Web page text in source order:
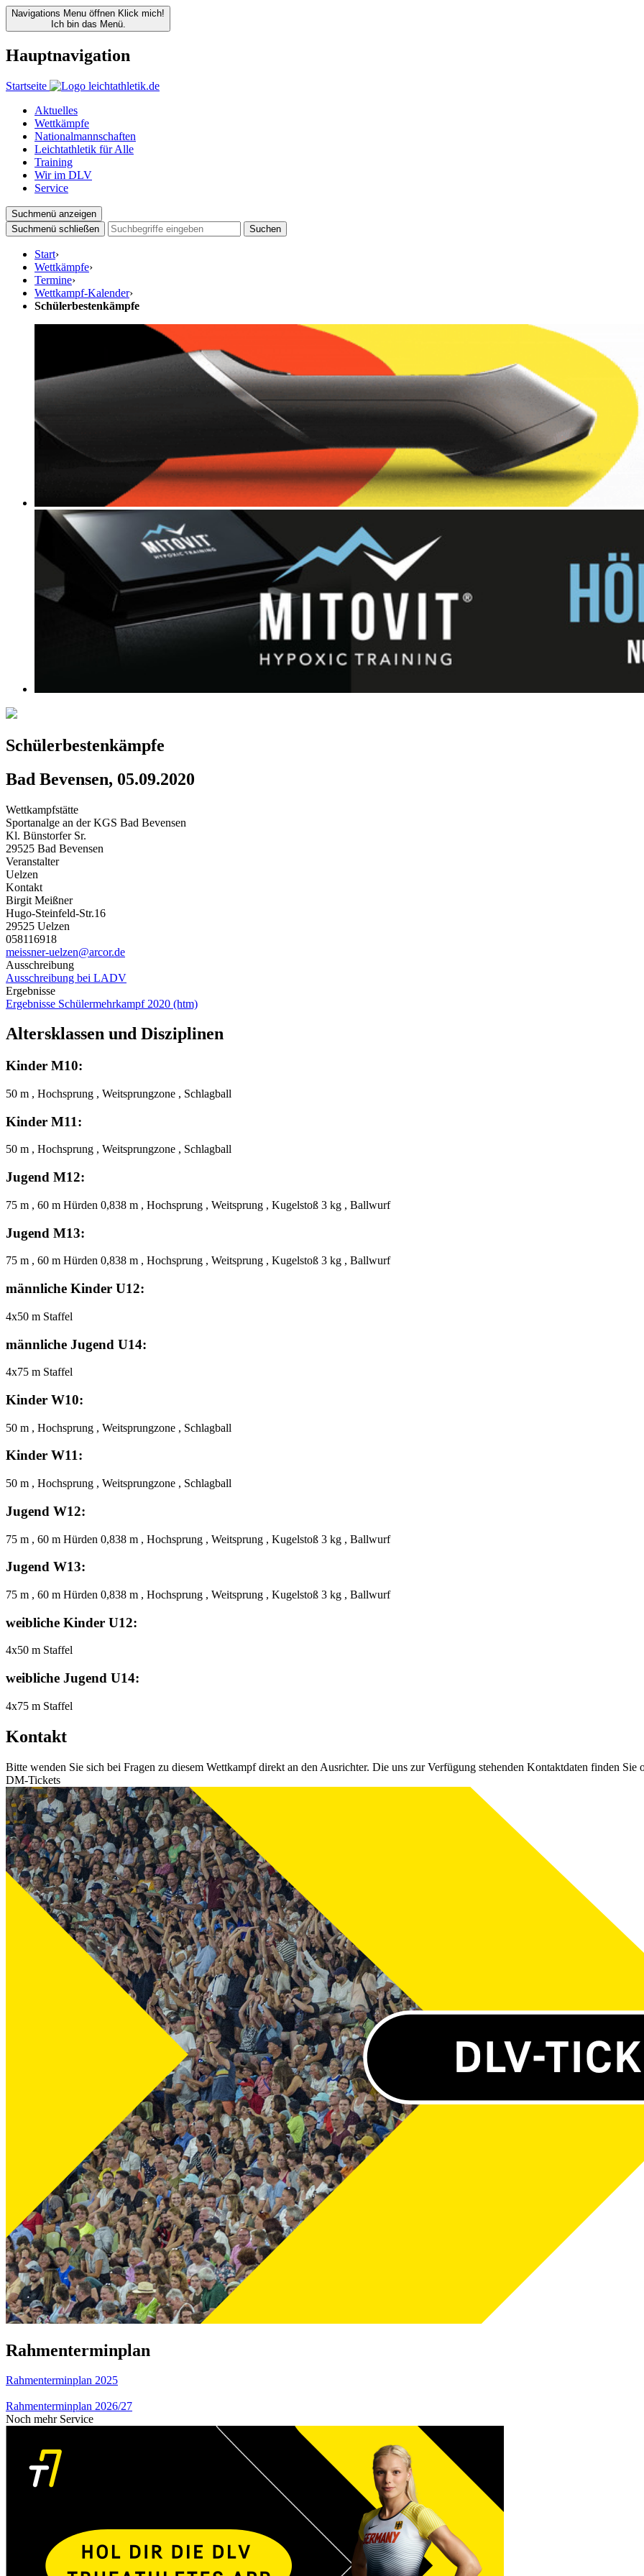
Navigations Menu öffnen Klick mich!
Ich bin das Menü.
Hauptnavigation
Startseite
Aktuelles
Wettkämpfe
Nationalmannschaften
Leichtathletik für Alle
Training
Wir im DLV
Service
Suchmenü anzeigen
Suchmenü schließen
Suchen
Start›
Wettkämpfe›
Termine›
Wettkampf-Kalender›
Schülerbestenkämpfe
Schülerbestenkämpfe
Bad Bevensen, 05.09.2020
Wettkampfstätte
Sportanalge an der KGS Bad Bevensen
Kl. Bünstorfer Sr.
29525 Bad Bevensen
Veranstalter
Uelzen
Kontakt
Birgit Meißner
Hugo-Steinfeld-Str.16
29525 Uelzen
058116918
meissner-uelzen@arcor.de
Ausschreibung
Ausschreibung bei LADV
Ergebnisse
Ergebnisse Schülermehrkampf 2020 (htm)
Altersklassen und Disziplinen
Kinder M10:
50 m , Hochsprung , Weitsprungzone , Schlagball
Kinder M11:
50 m , Hochsprung , Weitsprungzone , Schlagball
Jugend M12:
75 m , 60 m Hürden 0,838 m , Hochsprung , Weitsprung , Kugelstoß 3 kg , Ballwurf
Jugend M13:
75 m , 60 m Hürden 0,838 m , Hochsprung , Weitsprung , Kugelstoß 3 kg , Ballwurf
männliche Kinder U12:
4x50 m Staffel
männliche Jugend U14:
4x75 m Staffel
Kinder W10:
50 m , Hochsprung , Weitsprungzone , Schlagball
Kinder W11:
50 m , Hochsprung , Weitsprungzone , Schlagball
Jugend W12:
75 m , 60 m Hürden 0,838 m , Hochsprung , Weitsprung , Kugelstoß 3 kg , Ballwurf
Jugend W13:
75 m , 60 m Hürden 0,838 m , Hochsprung , Weitsprung , Kugelstoß 3 kg , Ballwurf
weibliche Kinder U12:
4x50 m Staffel
weibliche Jugend U14:
4x75 m Staffel
Kontakt
Bitte wenden Sie sich bei Fragen zu diesem Wettkampf direkt an den Ausrichter. Die uns zur Verfügung stehenden Kontaktdaten finden Sie
DM-Tickets
Rahmenterminplan
Rahmenterminplan 2025
Rahmenterminplan 2026/27
Noch mehr Service